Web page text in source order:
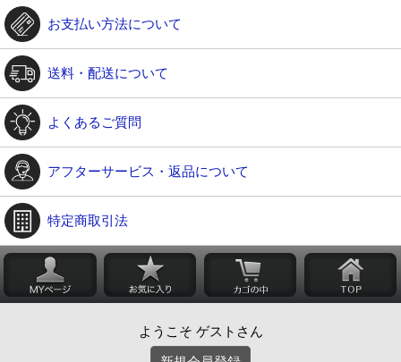
お支払い方法について
送料・配送について
よくあるご質問
アフターサービス・返品について
特定商取引法
ようこそ ゲストさん